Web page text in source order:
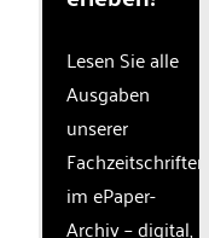
Lesen Sie alle
Ausgaben
unserer
Fachzeitschriften
im ePaper-
Archiv – digital,